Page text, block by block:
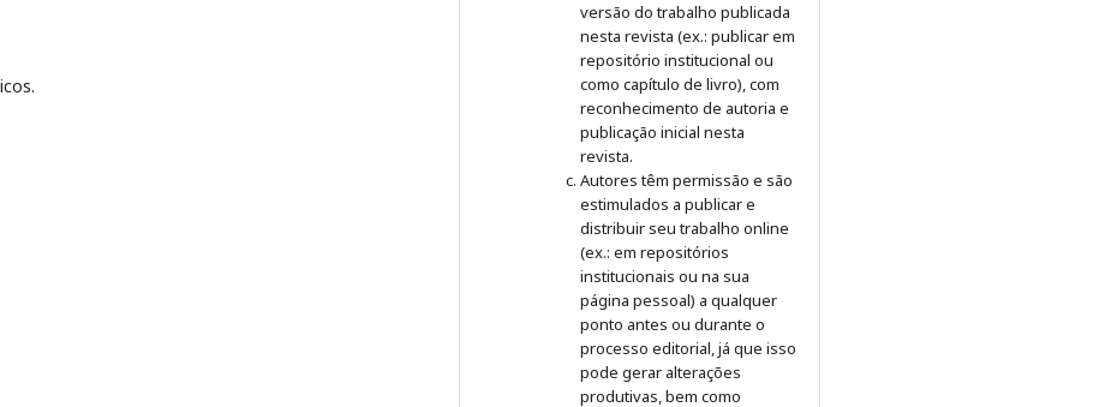
versão do trabalho publicada
nesta revista (ex.: publicar em
repositório institucional ou
como capítulo de livro), com
reconhecimento de autoria e
publicação inicial nesta
revista.
Autores têm permissão e são
estimulados a publicar e
distribuir seu trabalho online
(ex.: em repositórios
institucionais ou na sua
página pessoal) a qualquer
ponto antes ou durante o
processo editorial, já que isso
pode gerar alterações
produtivas, bem como